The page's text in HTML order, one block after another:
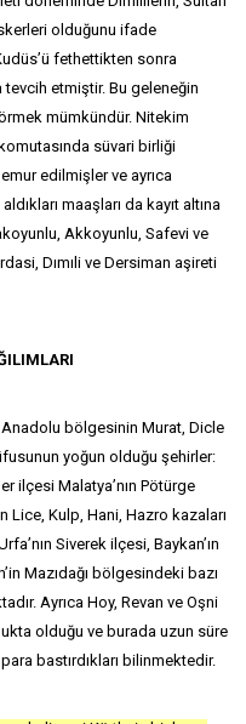
olduğunu ifade
fethettikten sonra
tevcih etmiştir. Bu geleneğin
mümkündür. Nitekim
süvari birliği
edilmişler ve ayrıca
maaşları da kayıt altına
Akkoyunlu, Safevi ve
Dımıli ve Dersiman aşireti
bölgesinin Murat, Dicle
yoğun olduğu şehirler:
ilçesi Malatya’nın Pötürge
Lice, Kulp, Hani, Hazro kazaları
Siverek ilçesi, Baykan’ın
Mazıdağı bölgesindeki bazı
Ayrıca Hoy, Revan ve Oşni
olduğu ve burada uzun süre
bastırdıkları bilinmektedir.